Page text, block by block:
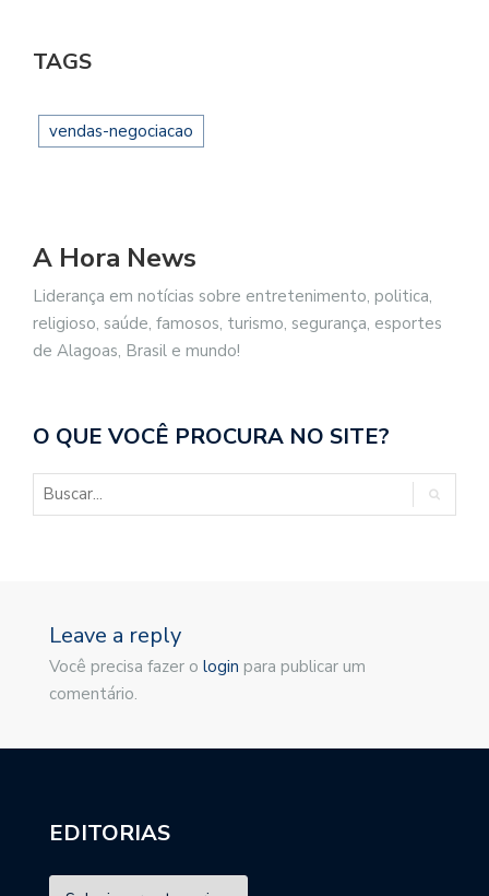
TAGS
vendas-negociacao
A Hora News
Liderança em notícias sobre entretenimento, politica,
religioso, saúde, famosos, turismo, segurança, esportes
de Alagoas, Brasil e mundo!
O QUE VOCÊ PROCURA NO SITE?
Leave a reply
Você precisa fazer o login para publicar um
comentário.
EDITORIAS